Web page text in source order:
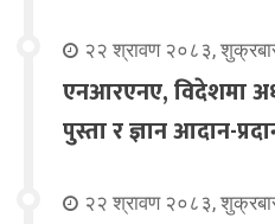
२२ श्रावण २०८३,
एनआरएनए, विदेशमा
पुस्ता र ज्ञान आदान-
२२ श्रावण २०८३,